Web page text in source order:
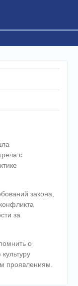
с
закона,
за
о
проявлениям.